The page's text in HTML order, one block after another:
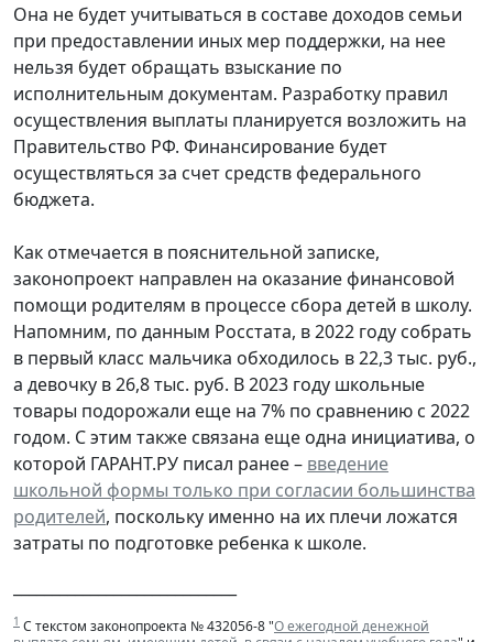
Она не будет учитываться в составе доходов семьи
при предоставлении иных мер поддержки, на нее
нельзя будет обращать взыскание по
исполнительным документам. Разработку правил
осуществления выплаты планируется возложить на
Правительство РФ. Финансирование будет
осуществляться за счет средств федерального
бюджета.
Как отмечается в пояснительной записке,
законопроект направлен на оказание финансовой
помощи родителям в процессе сбора детей в школу.
Напомним, по данным Росстата, в 2022 году собрать
в первый класс мальчика обходилось в 22,3 тыс. руб.,
а девочку в 26,8 тыс. руб. В 2023 году школьные
товары подорожали еще на 7% по сравнению с 2022
годом. С этим также связана еще одна инициатива, о
которой ГАРАНТ.РУ писал ранее – введение
школьной формы только при согласии большинства
родителей, поскольку именно на их плечи ложатся
затраты по подготовке ребенка к школе.
1 С текстом законопроекта № 432056-8 "О ежегодной денежной